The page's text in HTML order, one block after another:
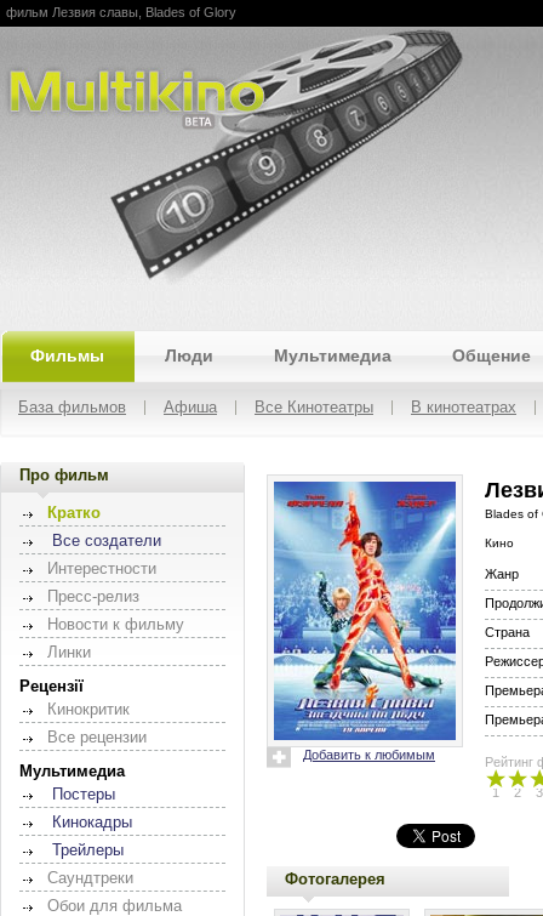
Multikino
фильм Лезвия славы, Blades of Glory
Фильмы Люди Мультимедиа Общение
База фильмов Афиша Все Кинотеатры В кинотеатрах
Про фильм
Кратко
Все создатели
Интерестности
Пресс-релиз
Новости к фильму
Линки
Рецензії
Кинокритик
Все рецензии
Мультимедиа
Постеры
Кинокадры
Трейлеры
Саундтреки
Обои для фильма
Добавить к любимым
Blades of
Кино
Жанр
Страна
Рейтинг
1 2 3
Фотогалерея